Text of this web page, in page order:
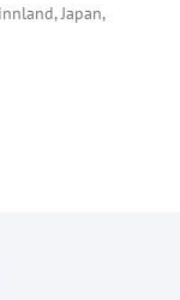
Japan,